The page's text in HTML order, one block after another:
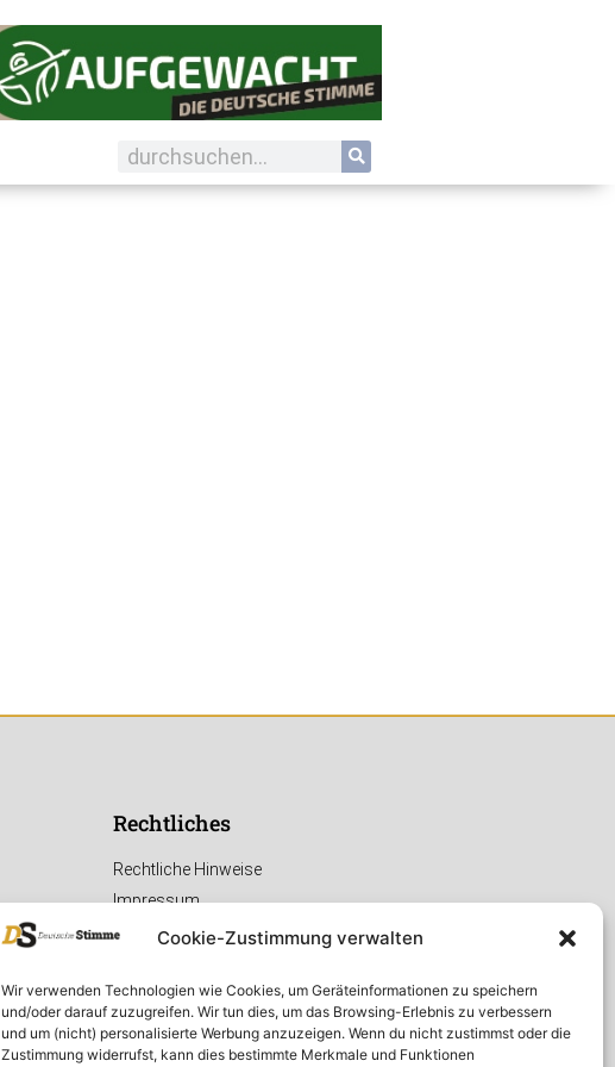
Cookie-Zustimmung verwalten
Wir verwenden Technologien wie Cookies, um Geräteinformationen zu speichern
und/oder darauf zuzugreifen. Wir tun dies, um das Browsing-Erlebnis zu verbessern
und um (nicht) personalisierte Werbung anzuzeigen. Wenn du nicht zustimmst oder die
Zustimmung widerrufst, kann dies bestimmte Merkmale und Funktionen
Rechtliches
Rechtliche Hinweise
Impressum
Datenschutzerklärung